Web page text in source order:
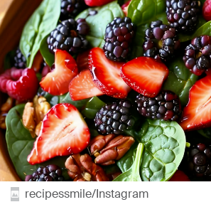
recipessmile/Instagram